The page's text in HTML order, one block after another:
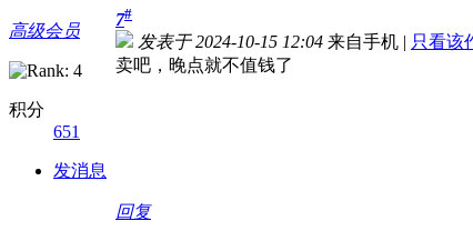
高级会员
积分
651
发消息
7#
发表于 2024-10-15 12:04 来自手机 | 只看该
卖吧，晚点就不值钱了
回复